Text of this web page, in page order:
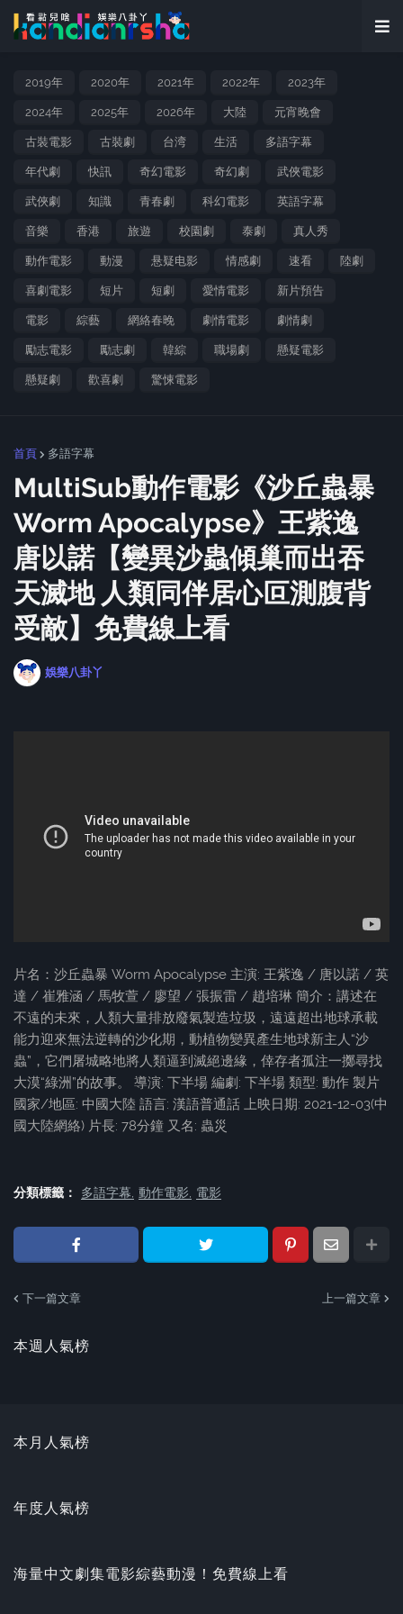
2019年 2020年 2021年 2022年 2023年
2024年 2025年 2026年 大陸 元宵晚會
古裝電影 古裝劇 台湾 生活 多語字幕
年代劇 快訊 奇幻電影 奇幻劇 武俠電影
武俠劇 知識 青春劇 科幻電影 英語字幕
音樂 香港 旅遊 校園劇 泰劇 真人秀
動作電影 動漫 悬疑电影 情感劇 速看 陸劇
喜劇電影 短片 短劇 愛情電影 新片預告
電影 綜藝 網絡春晚 劇情電影 劇情劇
勵志電影 勵志劇 韓綜 職場劇 懸疑電影
懸疑劇 歡喜劇 驚悚電影
首頁 多語字幕
MultiSub動作電影《沙丘蟲暴
Worm Apocalypse》王紫逸
唐以諾【變異沙蟲傾巢而出吞
天滅地 人類同伴居心叵測腹背
受敵】免費線上看
娛樂八卦丫
片名：沙丘蟲暴 Worm Apocalypse 主演: 王紫逸 / 唐以諾 / 英
達 / 崔雅涵 / 馬牧萱 / 廖望 / 張振雷 / 趙培琳 簡介：講述在
不遠的未來，人類大量排放廢氣製造垃圾，遠遠超出地球承載
能力迎來無法逆轉的沙化期，動植物變異產生地球新主人“沙
蟲”，它們屠城略地將人類逼到滅絕邊緣，倖存者孤注一擲尋找
大漠“綠洲”的故事。 導演: 下半場 編劇: 下半場 類型: 動作 製片
國家/地區: 中國大陸 語言: 漢語普通話 上映日期: 2021-12-03(中
國大陸網絡) 片長: 78分鐘 又名: 蟲災
分類標籤： 多語字幕 動作電影 電影
下一篇文章 上一篇文章
本週人氣榜
本月人氣榜
年度人氣榜
海量中文劇集電影綜藝動漫！免費線上看